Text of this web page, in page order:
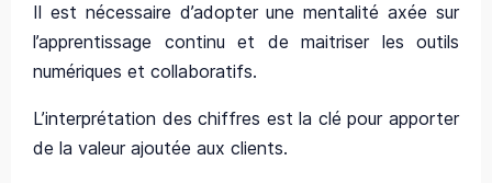
Il est nécessaire d’adopter une mentalité axée sur
l’apprentissage continu et de maitriser les outils
numériques et collaboratifs.
L’interprétation des chiffres est la clé pour apporter
de la valeur ajoutée aux clients.